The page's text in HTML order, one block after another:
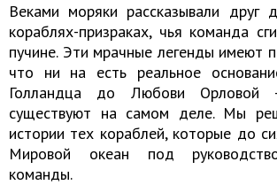
Веками моряки рассказывали друг
кораблях-призраках, чья команда
пучине. Эти мрачные легенды имеют
что ни на есть реальное
Голландца до Любови Орловой
существуют на самом деле. Мы
истории тех кораблей, которые до
Мировой океан под
команды.